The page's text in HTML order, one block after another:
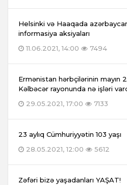
Helsinki və Haaqada
informasiya aksiyaları
11.06.2021, 14:00
7494
Ermənistan hərbçilərinin mayın
Kəlbəcər rayonunda nə işləri
29.05.2021, 17:00
7133
23 aylıq Cümhuriyyətin 103 yaşı
28.05.2021, 12:00
5612
Zəfəri bizə yaşadanları YAŞAT!